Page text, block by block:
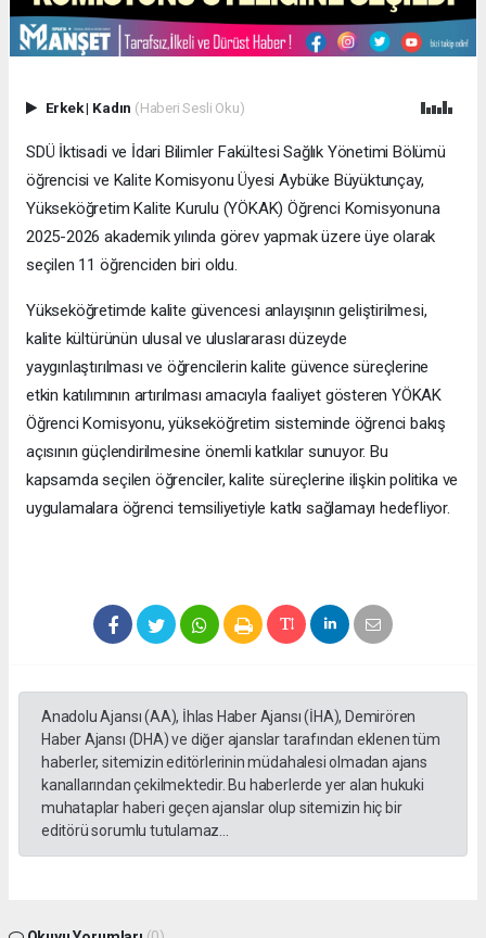
Erkek| Kadın (Haberi Sesli Oku)
SDÜ İktisadi ve İdari Bilimler Fakültesi Sağlık Yönetimi Bölümü
öğrencisi ve Kalite Komisyonu Üyesi Aybüke Büyüktunçay,
Yükseköğretim Kalite Kurulu (YÖKAK) Öğrenci Komisyonuna
2025-2026 akademik yılında görev yapmak üzere üye olarak
seçilen 11 öğrenciden biri oldu.
Yükseköğretimde kalite güvencesi anlayışının geliştirilmesi,
kalite kültürünün ulusal ve uluslararası düzeyde
yaygınlaştırılması ve öğrencilerin kalite güvence süreçlerine
etkin katılımının artırılması amacıyla faaliyet gösteren YÖKAK
Öğrenci Komisyonu, yükseköğretim sisteminde öğrenci bakış
açısının güçlendirilmesine önemli katkılar sunuyor. Bu
kapsamda seçilen öğrenciler, kalite süreçlerine ilişkin politika ve
uygulamalara öğrenci temsiliyetiyle katkı sağlamayı hedefliyor.
Anadolu Ajansı (AA), İhlas Haber Ajansı (İHA), Demirören
Haber Ajansı (DHA) ve diğer ajanslar tarafından eklenen tüm
haberler, sitemizin editörlerinin müdahalesi olmadan ajans
kanallarından çekilmektedir. Bu haberlerde yer alan hukuki
muhataplar haberi geçen ajanslar olup sitemizin hiç bir
editörü sorumlu tutulamaz...